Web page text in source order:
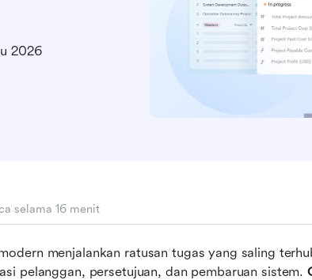
2026
selama 16 menit
menjalankan ratusan tugas yang saling
pelanggan, persetujuan, dan pembaruan sistem.